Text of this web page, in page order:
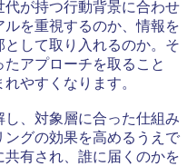
が持つ行動背景に合わせ
を重視するのか、情報を
して取り入れるのか。そ
アプローチを取ること
やすくなります。
、対象層に合った仕組み
グの効果を高めるうえで
有され、誰に届くのかを